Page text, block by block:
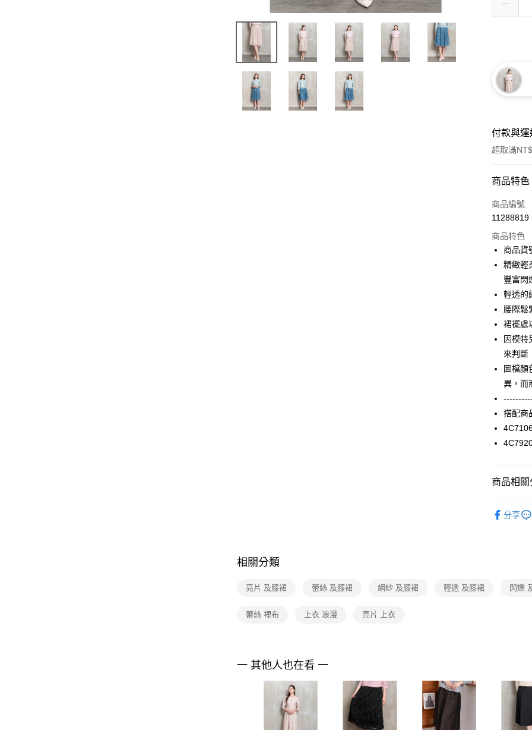
付款與
超取滿
付款方式
信用卡一
3 期
合作金
華南商
國泰世
臺灣中
匯豐（
聯邦商
元大商
台新國
台灣樂
LINE Pay
街口支付
相關說明
【關於「
AFTEE先
便利好安
１．簡單
２．便利
３．安心
【「
１．於結
３．收到
／ATM／
先享後付
１．透過
交易，需
結果請求
ATM付款
付款後全
每筆
每筆
每筆
商品特色
商品編號
11288819
商品特色
商品貨
精緻輕
豐富閃
輕透的
腰際鬆
裙襬處
因模特
來判斷
圖檔顏
異，而
搭配商
商品相關
商品分享
相關分類
亮片 及膝裙 蕾絲 及膝裙 網紗 及膝裙 輕透 及膝裙 閃爍
蕾絲 裡布 上衣 浪漫 亮片 上衣
一 其他人也在看 一